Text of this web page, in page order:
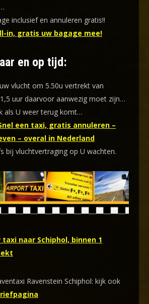
inclusief en annuleren gratis!!
in, gratis uw bagage mee!
en op tijd:
vlucht om 5.50u vertrekt van
uur daarvoor aanwezig moet zijn…
als U weer terug komt…
een taxi, gratis annuleren –
– overal in Nederland
bij vluchtvertraging op U wachten.
naar Schiphol, binnen 1
Ravenstein Schiphol: kijk ook